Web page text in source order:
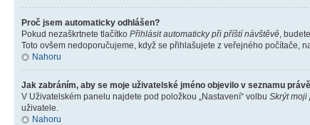
Proč jsem automaticky odhlášen?
Pokud nezaškrtnete tlačítko Přihlásit automaticky při příští návštěvě ,
Toto ovšem nedoporučujeme, když se přihlašujete z veřejného počítače,
Nahoru
Jak zabráním, aby se moje uživatelské jméno objevilo v seznamu
V Uživatelském panelu najdete pod položkou „Nastavení“ volbu Skrýt moji
uživatele.
Nahoru